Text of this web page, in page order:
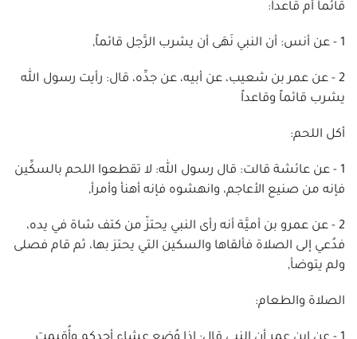
قائماً أم قاعداً:
1 - عن أنس: أن النبي نَهَى أن يشرب الرَّجل قائماً,
2 - عن عمر بن شعيب، عن أبيه، عن جدِّه، قال: رأيت رسول الله
يشرب قائماً وقاعداً
أكل اللحم:
1 - عن عائشة قالت: قال رسول الله: لا تقطعوا اللحم بالسكِّين
فإنه من صنيع الأعاجم، وانهشوه فإنه أهنأ وأمرأ,
2 - عن عمرو بن أميَّة أنه رأى النبي يحتزّ من كتف شاة في يده،
فدُعي إلى الصلاة فألقاها والسكين التي يحتز بها، ثم قام فصلى
ولم يتوضأ,
الصلاة والطعام: